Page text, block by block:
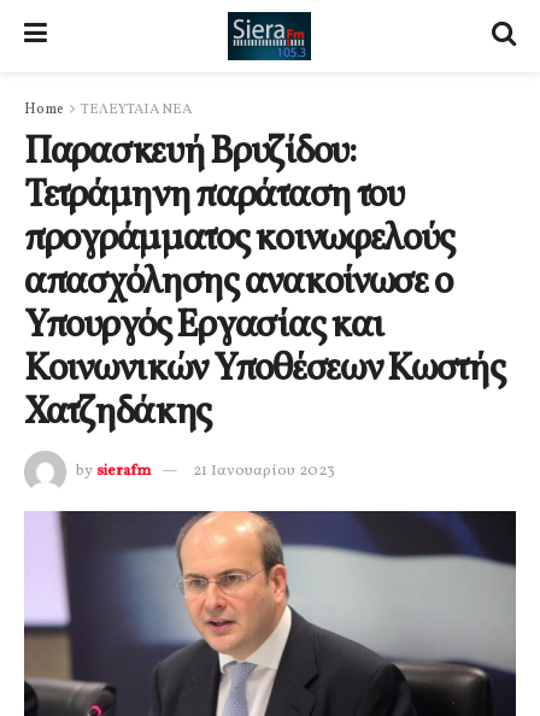
Home ΤΕΛΕΥΤΑΙΑ ΝΕΑ
Παρασκευή Βρυζίδου:
Τετράμηνη παράταση του
προγράμματος κοινωφελούς
απασχόλησης ανακοίνωσε ο
Υπουργός Εργασίας και
Κοινωνικών Υποθέσεων Κωστής
Χατζηδάκης
by sierafm 21 Ιανουαρίου 2023